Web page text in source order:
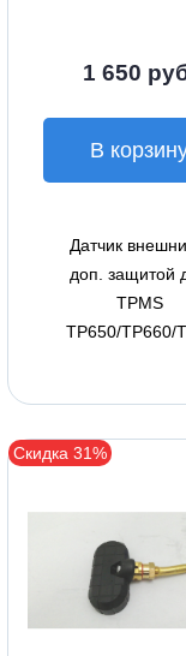
1 650
В
Датчик
доп. защитой
TPMS
TP650/TP660/
Скидка 31%